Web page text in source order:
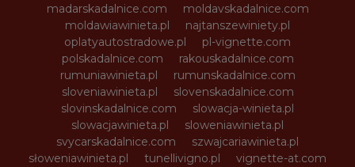
madarskadalnice.com
moldavskadalnice.com
moldawiawinieta.pl
najtanszewiniety.pl
oplatyautostradowe.pl
pl-vignette.com
polskadalnice.com
rakouskadalnice.com
rumuniawinieta.pl
rumunskadalnice.com
sloveniawinieta.pl
slovenskadalnice.com
slovinskadalnice.com
slowacja-winieta.pl
slowacjawinieta.pl
sloweniawinieta.pl
svycarskadalnice.com
szwajcariawinieta.pl
słoweniawinieta.pl
tunellivigno.pl
vignette-at.com